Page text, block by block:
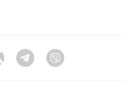
Twitter TelegramViber